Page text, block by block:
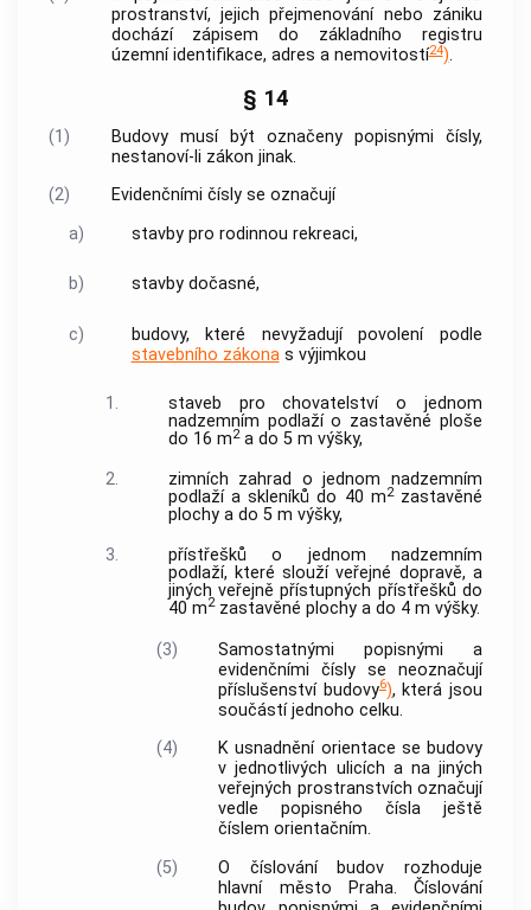
prostranství, jejich přejmenování nebo zániku
dochází zápisem do základního registru
územní identifikace, adres a nemovitostí24).
§ 14
(1)
Budovy musí být označeny popisnými čísly,
nestanoví-li zákon jinak.
(2)
Evidenčními čísly se označují
a)
stavby pro rodinnou rekreaci,
b) stavby dočasné,
c)
budovy, které nevyžadují povolení podle
stavebního zákonas výjimkou
1.
staveb pro chovatelství o jednom
nadzemním podlaží o zastavěné ploše
do 16 m2a do 5 m výšky,
2.
zimních zahrad o jednom nadzemním
podlaží a skleníků do 40 m2zastavěné
plochy a do 5 m výšky,
3.
přístřešků o jednom nadzemním
podlaží, které slouží veřejné dopravě, a
jiných veřejně přístupných přístřešků do
40 m2zastavěné plochy a do 4 m výšky.
(3)
Samostatnými popisnými a
evidenčními čísly se neoznačují
příslušenství budovy6), která jsou
součástí jednoho celku.
(4)
K usnadnění orientace se budovy
v jednotlivých ulicích a na jiných
veřejných prostranstvích označují
vedle popisného čísla ještě
číslem orientačním.
(5)
O číslování budov rozhoduje
hlavní město Praha. Číslování